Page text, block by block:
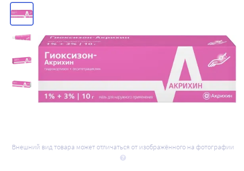
Внешний вид товара может отличаться от изображённого на фотографии